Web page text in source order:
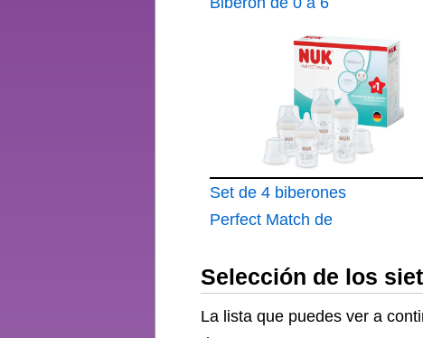
Set de 4 biberones
Perfect Match de
adapta al bebé como
Control de
Selección de los
La lista que puedes ver a